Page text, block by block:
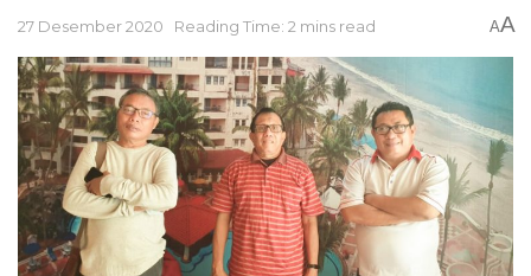
27 Desember 2020 Reading Time: 2 mins read AA